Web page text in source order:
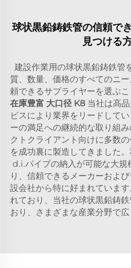
球状黒鉛鋳鉄管の信頼で
見つける
建設作業用の球状黒鉛鋳鉄管
質、数量、価格のすべてのニ
頼できるサプライヤーを選ぶこ
在庫豊富 大口径 K8 当社は高
ビスにより業界をリードして
ーの満足への継続的な取り組
クトクライアント向けに多数
を成功裏に製造してきました
d.i.パイプの納入が可能な大規
り、信頼できるメーカーおよ
設会社から特に好まれていま
れており、当社の球状黒鉛鋳
おり、さまざまな産業分野で広